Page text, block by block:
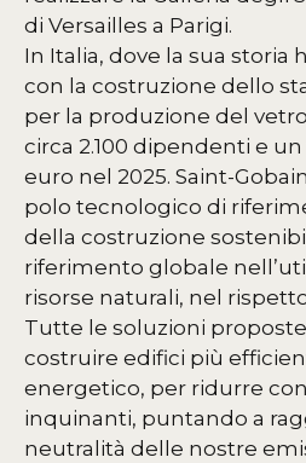
di Versailles a Parigi.
In Italia, dove la sua storia
con la costruzione dello
per la produzione del
circa 2.100 dipendenti e
euro nel 2025. Saint-
polo tecnologico di
della costruzione
riferimento globale
risorse naturali, nel
Tutte le soluzioni
costruire edifici più
energetico, per ridurre
inquinanti, puntando a
neutralità delle nostre